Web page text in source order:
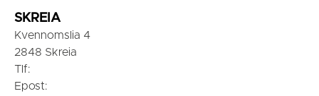
SKREIA
Kvennomslia 4
2848 Skreia
Tlf:
Epost: